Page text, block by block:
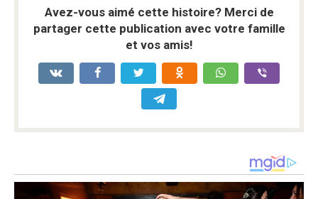
Avez-vous aimé cette histoire? Merci de
partager cette publication avec votre famille
et vos amis!